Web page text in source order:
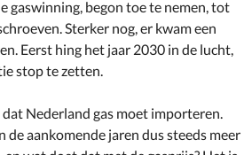
gaswinning, begon toe te nemen, tot
Sterker nog, er kwam een
Eerst hing het jaar 2030 in de lucht,
stop te zetten.
Nederland gas moet importeren.
aankomende jaren dus steeds meer